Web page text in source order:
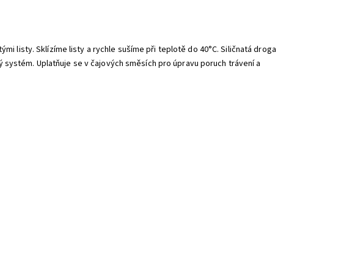
listy. Sklízíme listy a rychle sušíme při teplotě do 40°C. Siličnatá droga
Uplatňuje se v čajových směsích pro úpravu poruch trávení a